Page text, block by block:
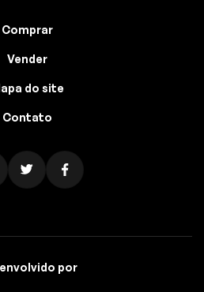
Comprar
Vender
do site
Contato
por